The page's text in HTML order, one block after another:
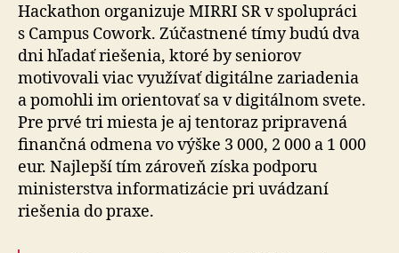
Hackathon organizuje MIRRI SR v spolupráci
s Campus Cowork. Zúčastnené tímy budú dva
dni hľadať riešenia, ktoré by seniorov
motivovali viac využívať digitálne zariadenia
a pomohli im orientovať sa v digitálnom svete.
Pre prvé tri miesta je aj tentoraz pripravená
finančná odmena vo výške 3 000, 2 000 a 1 000
eur. Najlepší tím zároveň získa podporu
ministerstva informatizácie pri uvádzaní
riešenia do praxe.